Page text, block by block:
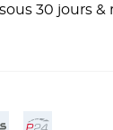
30 jours